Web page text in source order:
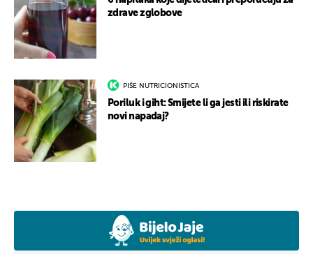
zdrave zglobove
PIŠE NUTRICIONISTICA
Poriluk i giht: Smijete li ga jesti ili riskirate
novi napadaj?